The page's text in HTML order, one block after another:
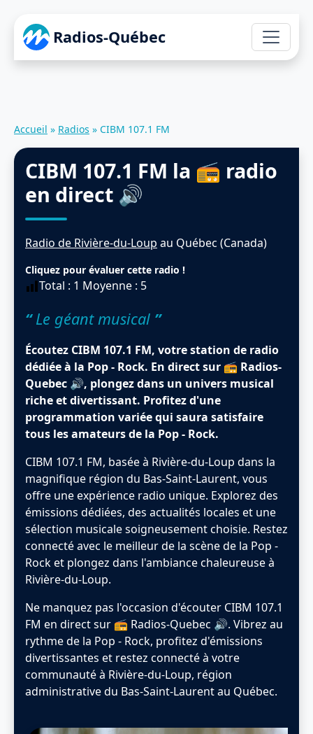
Radios-Québec
Accueil » Radios » CIBM 107.1 FM
CIBM 107.1 FM la 📻 radio
en direct 🔊
Radio de Rivière-du-Loup au Québec (Canada)
Cliquez pour évaluer cette radio !
Total : 1 Moyenne : 5
“Le géant musical ”
Écoutez CIBM 107.1 FM, votre station de radio
dédiée à la Pop - Rock. En direct sur 📻 Radios-
Quebec 🔊, plongez dans un univers musical
riche et divertissant. Profitez d'une
programmation variée qui saura satisfaire
tous les amateurs de la Pop - Rock.
CIBM 107.1 FM, basée à Rivière-du-Loup dans la
magnifique région du Bas-Saint-Laurent, vous
offre une expérience radio unique. Explorez des
émissions dédiées, des actualités locales et une
sélection musicale soigneusement choisie. Restez
connecté avec le meilleur de la scène de la Pop -
Rock et plongez dans l'ambiance chaleureuse à
Rivière-du-Loup.
Ne manquez pas l'occasion d'écouter CIBM 107.1
FM en direct sur 📻 Radios-Quebec 🔊. Vibrez au
rythme de la Pop - Rock, profitez d'émissions
divertissantes et restez connecté à votre
communauté à Rivière-du-Loup, région
administrative du Bas-Saint-Laurent au Québec.